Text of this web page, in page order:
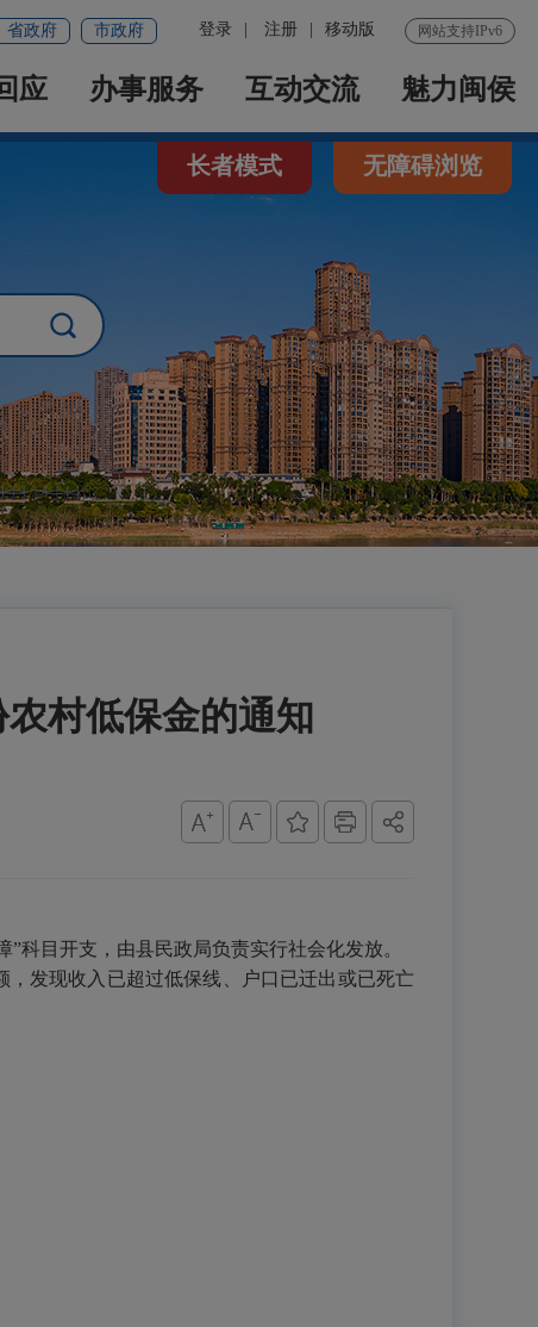
网站支持IPv6
登录 注册 移动版
省政府 市政府
应 办事服务 互动交流 魅力闽侯
长者模式 无障碍浏览
村低保金的通知
科目开支，由县民政局负责实行社会化发放。
发现收入已超过低保线、户口已迁出或已死亡